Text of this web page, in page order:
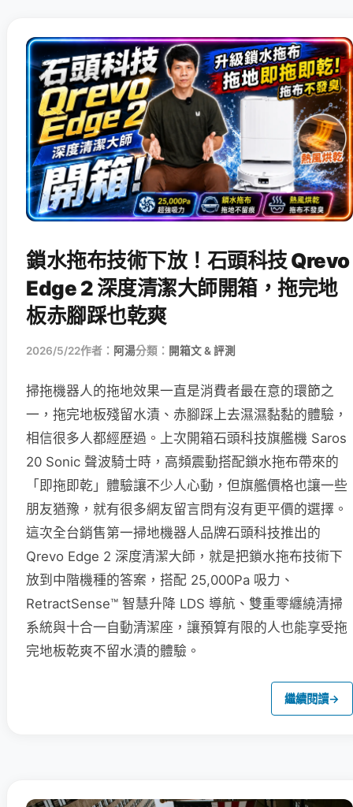
鎖水拖布技術下放！石頭科技 Qrevo
Edge 2 深度清潔大師開箱，拖完地
板赤腳踩也乾爽
2026/5/22作者： 阿湯分類： 開箱文 & 評測
掃拖機器人的拖地效果一直是消費者最在意的環節之
一，拖完地板殘留水漬、赤腳踩上去濕濕黏黏的體驗，
相信很多人都經歷過。上次開箱石頭科技旗艦機 Saros
20 Sonic 聲波騎士時，高頻震動搭配鎖水拖布帶來的
「即拖即乾」體驗讓不少人心動，但旗艦價格也讓一些
朋友猶豫，就有很多網友留言問有沒有更平價的選擇。
這次全台銷售第一掃地機器人品牌石頭科技推出的
Qrevo Edge 2 深度清潔大師，就是把鎖水拖布技術下
放到中階機種的答案，搭配 25,000Pa 吸力、
RetractSense™ 智慧升降 LDS 導航、雙重零纏繞清掃
系統與十合一自動清潔座，讓預算有限的人也能享受拖
完地板乾爽不留水漬的體驗。
繼續閱讀→